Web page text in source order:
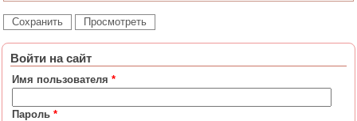
Войти на сайт
Имя пользователя *
Пароль *